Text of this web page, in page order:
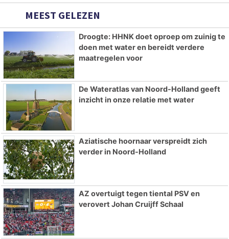
MEEST GELEZEN
Droogte: HHNK doet oproep om zuinig te
doen met water en bereidt verdere
maatregelen voor
De Wateratlas van Noord-Holland geeft
inzicht in onze relatie met water
Aziatische hoornaar verspreidt zich
verder in Noord-Holland
AZ overtuigt tegen tiental PSV en
verovert Johan Cruijff Schaal